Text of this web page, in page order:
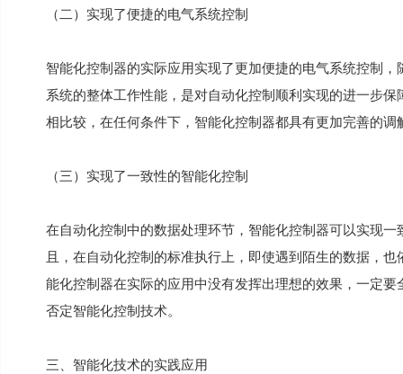
（二）实现了便捷的电气系统控制
智能化控制器的实际应用实现了更加便捷的电气系统控制
系统的整体工作性能，是对自动化控制顺利实现的进一步
相比较，在任何条件下，智能化控制器都具有更加完善的
（三）实现了一致性的智能化控制
在自动化控制中的数据处理环节，智能化控制器可以实现
且，在自动化控制的标准执行上，即使遇到陌生的数据，
能化控制器在实际的应用中没有发挥出理想的效果，一定
否定智能化控制技术。
三、智能化技术的实践应用